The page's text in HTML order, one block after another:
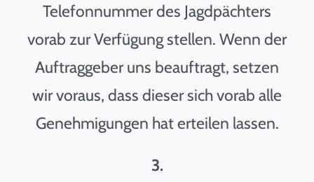
Telefonnummer des Jagdpächters
vorab zur Verfügung stellen. Wenn der
Auftraggeber uns beauftragt, setzen
wir voraus, dass dieser sich vorab alle
Genehmigungen hat erteilen lassen.
3.